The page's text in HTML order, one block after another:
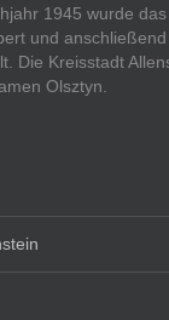
1945 wurde
und
Die Kreisstadt
Olsztyn.